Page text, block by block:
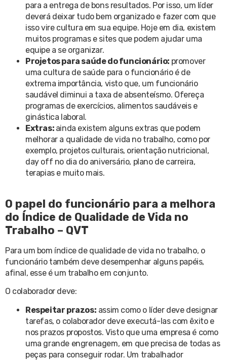
para a entrega de bons resultados. Por isso, um líder
deverá deixar tudo bem organizado e fazer com que
isso vire cultura em sua equipe. Hoje em dia, existem
muitos programas e sites que podem ajudar uma
equipe a se organizar.
Projetos para saúde do funcionário: promover
uma cultura de saúde para o funcionário é de
extrema importância, visto que, um funcionário
saudável diminui a taxa de absenteísmo. Ofereça
programas de exercícios, alimentos saudáveis e
ginástica laboral.
Extras: ainda existem alguns extras que podem
melhorar a qualidade de vida no trabalho, como por
exemplo, projetos culturais, orientação nutricional,
day off no dia do aniversário, plano de carreira,
terapias e muito mais.
O papel do funcionário para a melhora
do Índice de Qualidade de Vida no
Trabalho – QVT
Para um bom índice de qualidade de vida no trabalho, o
funcionário também deve desempenhar alguns papéis,
afinal, esse é um trabalho em conjunto.
O colaborador deve:
Respeitar prazos: assim como o líder deve designar
tarefas, o colaborador deve executá-las com êxito e
nos prazos propostos. Visto que uma empresa é como
uma grande engrenagem, em que precisa de todas as
peças para conseguir rodar. Um trabalhador